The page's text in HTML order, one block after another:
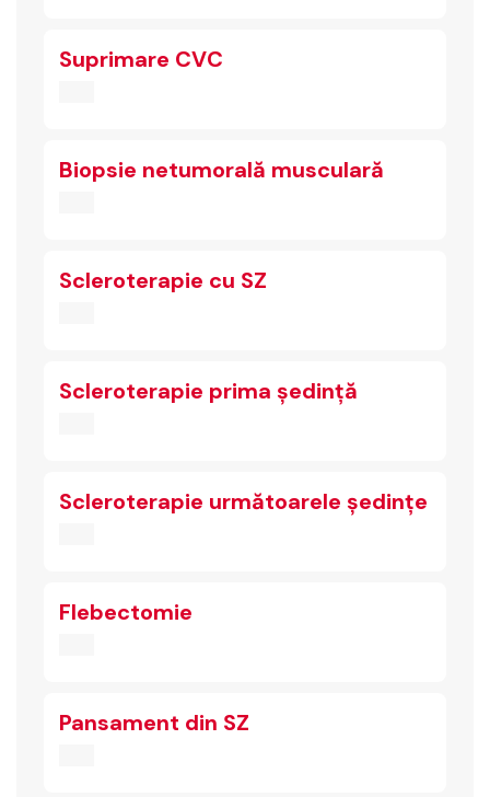
Suprimare CVC
Biopsie netumorală musculară
Scleroterapie cu SZ
Scleroterapie prima ședință
Scleroterapie următoarele ședințe
Flebectomie
Pansament din SZ